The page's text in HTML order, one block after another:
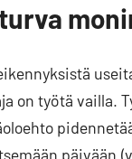
on työtä vailla.
päivään